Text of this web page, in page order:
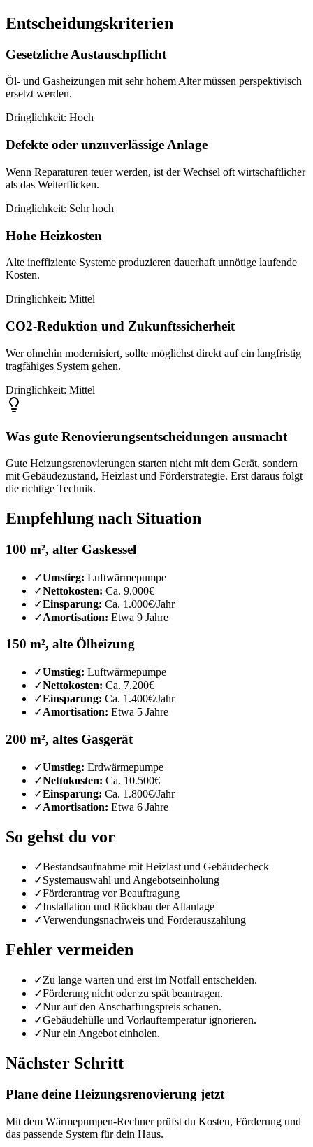
Entscheidungskriterien
Gesetzliche Austauschpflicht
Öl- und Gasheizungen mit sehr hohem Alter müssen perspektivisch
ersetzt werden.
Dringlichkeit: Hoch
Defekte oder unzuverlässige Anlage
Wenn Reparaturen teuer werden, ist der Wechsel oft wirtschaftlicher
als das Weiterflicken.
Dringlichkeit: Sehr hoch
Hohe Heizkosten
Alte ineffiziente Systeme produzieren dauerhaft unnötige laufende
Kosten.
Dringlichkeit: Mittel
CO2-Reduktion und Zukunftssicherheit
Wer ohnehin modernisiert, sollte möglichst direkt auf ein langfristig
tragfähiges System gehen.
Dringlichkeit: Mittel
Was gute Renovierungsentscheidungen ausmacht
Gute Heizungsrenovierungen starten nicht mit dem Gerät, sondern
mit Gebäudezustand, Heizlast und Förderstrategie. Erst daraus folgt
die richtige Technik.
Empfehlung nach Situation
100 m², alter Gaskessel
✓Umstieg: Luftwärmepumpe
✓Nettokosten: Ca. 9.000€
✓Einsparung: Ca. 1.000€/Jahr
✓Amortisation: Etwa 9 Jahre
150 m², alte Ölheizung
✓Umstieg: Luftwärmepumpe
✓Nettokosten: Ca. 7.200€
✓Einsparung: Ca. 1.400€/Jahr
✓Amortisation: Etwa 5 Jahre
200 m², altes Gasgerät
✓Umstieg: Erdwärmepumpe
✓Nettokosten: Ca. 10.500€
✓Einsparung: Ca. 1.800€/Jahr
✓Amortisation: Etwa 6 Jahre
So gehst du vor
✓Bestandsaufnahme mit Heizlast und Gebäudecheck
✓Systemauswahl und Angebotseinholung
✓Förderantrag vor Beauftragung
✓Installation und Rückbau der Altanlage
✓Verwendungsnachweis und Förderauszahlung
Fehler vermeiden
✓Zu lange warten und erst im Notfall entscheiden.
✓Förderung nicht oder zu spät beantragen.
✓Nur auf den Anschaffungspreis schauen.
✓Gebäudehülle und Vorlauftemperatur ignorieren.
✓Nur ein Angebot einholen.
Nächster Schritt
Plane deine Heizungsrenovierung jetzt
Mit dem Wärmepumpen-Rechner prüfst du Kosten, Förderung und
das passende System für dein Haus.